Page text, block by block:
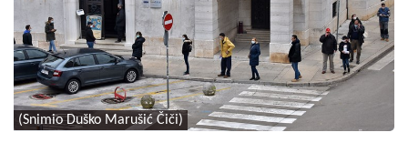
(Snimio Duško Marušić Čiči)